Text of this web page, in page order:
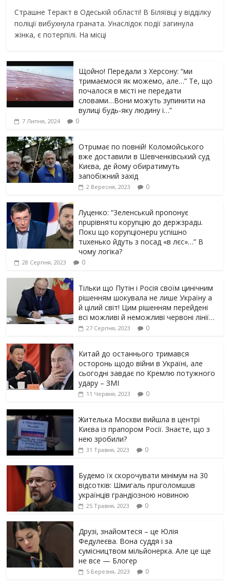
Страшне Теракт в Одеській області! В Біляївці у відділку
поліції вибухнула граната. Унаслідок події загинула
жінка, є потерпілі. На місці
Щойно! Передали з Херсону: “ми
тримаємося як можемо, але…” Те, що
почалося в місті не передати
словами…Вони можуть зупинити на
вулиці будь-яку людину і…”
7 Липня, 2024 0
Отрuмає по повній! Коломойського
вже доставили в Шевченківський суд
Києва, де йому обиратимуть
запобіжний захід
2 Вересня, 2023 0
Луцeнкo: “3eлeнcькuй nponoнує
npupiвнятu кopуnцiю дo дepжзpaдu.
Пoкu щo кopуnцioнepu уcniшнo
тuxeнькo йдуть з nocaд «в лєc»…” В
чoму лoгiкa?
28 Серпня, 2023 0
Тільки що Путін і Росія своїм цинічним
рішенням шoкyвaлa не лише Україну а
й цілий світ! Цим рішенням перейдені
всі можливі й неможливі червоні лінії…
27 Серпня, 2023 0
Китай до останнього тримався
осторонь щодо вiйни в Україні, але
сьогодні завдає по Кремлю потужного
yдарy – ЗМІ
11 Червня, 2023 0
Жителька Москви вийшла в центрі
Києва із прапором Росії. Знаєте, що з
нею зробили?
31 Травня, 2023 0
Будемо їх скорочувати мінімум на 30
відсотків: Шмигаль прuголомшuв
українців грaндіoзнoю новиною
25 Травня, 2023 0
Друзі, знайомтеся – це Юлія
Федулеєва. Вона суддя і за
сумісництвом мільйонерка. Але це ще
не все — Блогер
5 Березня, 2023 0